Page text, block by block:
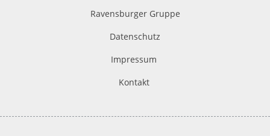
Ravensburger Gruppe
Datenschutz
Impressum
Kontakt